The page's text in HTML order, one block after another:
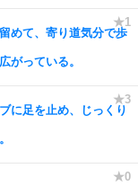
めて、寄り道気分で歩
がっている。
に足を止め、じっくり